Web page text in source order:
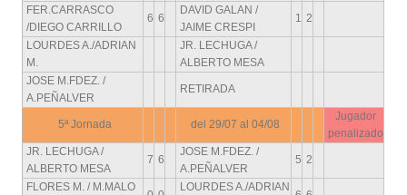
FER.CARRASCO
/DIEGO CARRILLO
6 6
DAVID GALAN /
JAIME CRESPI
1 2
LOURDES A./ADRIAN
M.
JR. LECHUGA /
ALBERTO MESA
JOSE M.FDEZ. /
A.PEÑALVER
RETIRADA
5ª Jornada del 29/07 al 04/08
Jugador
penalizado
JR. LECHUGA /
ALBERTO MESA
7 6
JOSE M.FDEZ. /
A.PEÑALVER
5 2
FLORES M. / M.MALO
LOURDES A./ADRIAN